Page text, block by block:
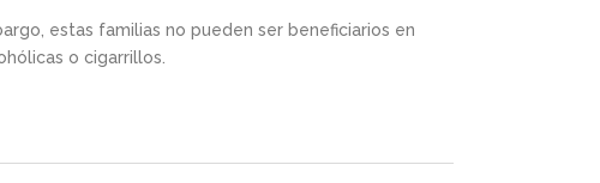
estas familias no pueden ser beneficiarios en
o cigarrillos.